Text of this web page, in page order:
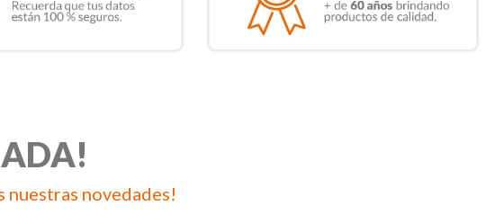
nuestras novedades!